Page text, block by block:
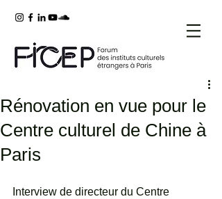
Rénovation en vue pour le
Centre culturel de Chine à
Paris
Interview de directeur du Centre